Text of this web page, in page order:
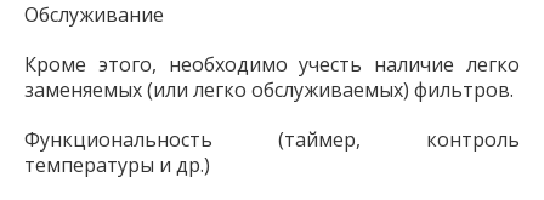
Обслуживание
Кроме этого, необходимо учесть наличие легко
заменяемых (или легко обслуживаемых) фильтров.
Функциональность (таймер, контроль
температуры и др.)